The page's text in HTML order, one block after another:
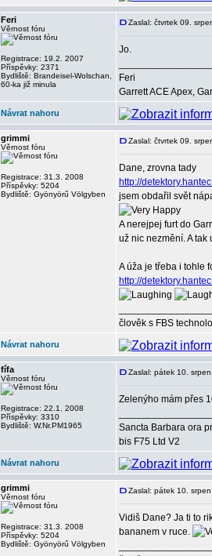
Feri
Věrnost fóru
Registrace: 19.2. 2007
Příspěvky: 2371
Bydliště: Brandeisel-Wolschan,
60-ka již minula
Zaslal: čtvrtek 09.
Jo.
Feri
Garrett ACE Apex,
Návrat nahoru
grimmi
Věrnost fóru
Registrace: 31.3. 2008
Příspěvky: 5204
Bydliště: Gyönyörű Völgyben
Zaslal: čtvrtek 09.
Dane, zrovna tady
http://
jsem obdařil svět
A nerejpej furt do
už nic nezmění. A
A úža je třeba i tohle
http://
člověk s FBS
Návrat nahoru
fífa
Věrnost fóru
Registrace: 22.1. 2008
Příspěvky: 3310
Bydliště: W.Nr.PM1965
Zaslal: pátek 10.
Zelenýho mám přes
Sancta Barbara ora
bis F75 Ltd V2
Návrat nahoru
grimmi
Věrnost fóru
Registrace: 31.3. 2008
Příspěvky: 5204
Bydliště: Gyönyörű Völgyben
Zaslal: pátek 10.
Vidiš Dane? Ja ti to
bananem v ruce.